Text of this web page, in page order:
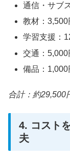
通信・サブ
教材：3,500
学習支援：
交通：5,000
備品：1,000
合計：約29,500
4. コスト
夫